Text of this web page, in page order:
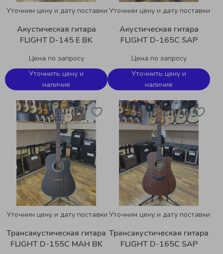
Уточним цену и дату поставки
Акустическая гитара
FLIGHT D-145 E BK
Цена по запросу
Уточнить цену и
наличие
Уточним цену и дату поставки
Акустическая гитара
FLIGHT D-165C SAP
Цена по запросу
Уточнить цену и
наличие
Уточним цену и дату поставки
Трансакустическая гитара
FLIGHT D-155C MAH BK
Уточним цену и дату поставки
Трансакустическая гитара
FLIGHT D-165C SAP